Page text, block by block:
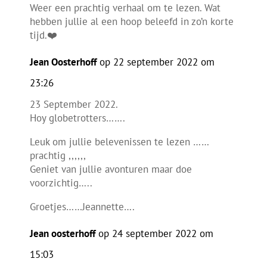
Weer een prachtig verhaal om te lezen. Wat
hebben jullie al een hoop beleefd in zo’n korte
tijd.❤️
Jean Oosterhoff op 22 september 2022 om
23:26
23 September 2022.
Hoy globetrotters…….
Leuk om jullie belevenissen te lezen ……
prachtig ,,,,,,
Geniet van jullie avonturen maar doe
voorzichtig…..
Groetjes……Jeannette….
Jean oosterhoff op 24 september 2022 om
15:03